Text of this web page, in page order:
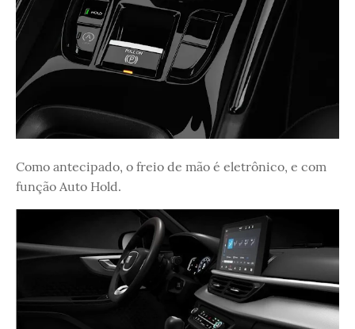
Como antecipado, o freio de mão é eletrônico, e com
função Auto Hold.